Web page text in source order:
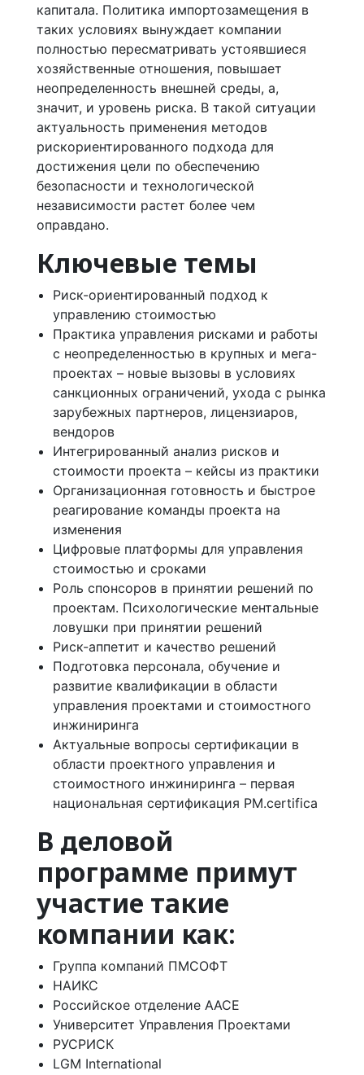
капитала. Политика импортозамещения в
таких условиях вынуждает компании
полностью пересматривать устоявшиеся
хозяйственные отношения, повышает
неопределенность внешней среды, а,
значит, и уровень риска. В такой ситуации
актуальность применения методов
рискориентированного подхода для
достижения цели по обеспечению
безопасности и технологической
независимости растет более чем
оправдано.
Ключевые темы
Риск-ориентированный подход к
управлению стоимостью
Практика управления рисками и работы
с неопределенностью в крупных и мега-
проектах – новые вызовы в условиях
санкционных ограничений, ухода с рынка
зарубежных партнеров, лицензиаров,
вендоров
Интегрированный анализ рисков и
стоимости проекта – кейсы из практики
Организационная готовность и быстрое
реагирование команды проекта на
изменения
Цифровые платформы для управления
стоимостью и сроками
Роль спонсоров в принятии решений по
проектам. Психологические ментальные
ловушки при принятии решений
Риск-аппетит и качество решений
Подготовка персонала, обучение и
развитие квалификации в области
управления проектами и стоимостного
инжиниринга
Актуальные вопросы сертификации в
области проектного управления и
стоимостного инжиниринга – первая
национальная сертификация PM.certifica
В деловой
программе примут
участие такие
компании как:
Группа компаний ПМСОФТ
НАИКС
Российское отделение AACE
Университет Управления Проектами
РУСРИСК
LGM International